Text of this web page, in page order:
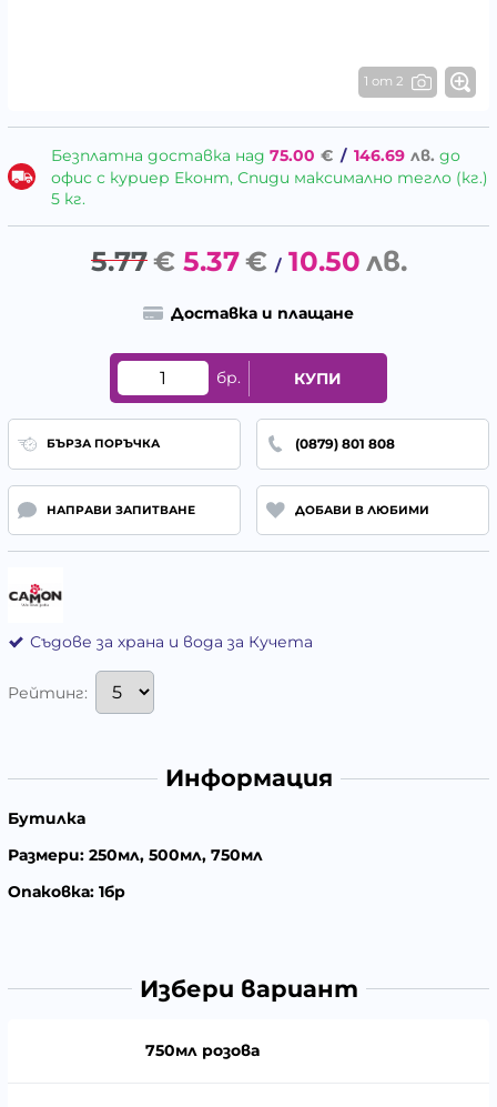
1 от 2
Безплатна доставка над 75.00 € / 146.69 лв. до
офис с куриер Еконт, Спиди максимално тегло (кг.)
5 кг.
5.77€ 5.37€ / 10.50 лв.
Доставка и плащане
бр. КУПИ
БЪРЗА ПОРЪЧКА (0879) 801 808
НАПРАВИ ЗАПИТВАНЕ ДОБАВИ В ЛЮБИМИ
Съдове за храна и вода за Кучета
Рейтинг:
Информация
Бутилка
Размери: 250мл, 500мл, 750мл
Опаковка: 1бр
Избери вариант
750мл розова